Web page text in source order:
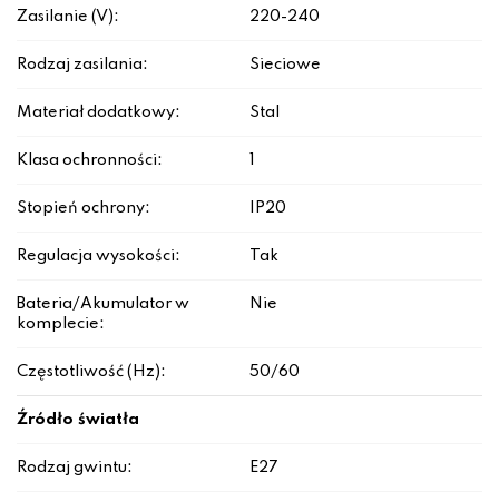
Zasilanie (V): 220-240
Rodzaj zasilania: Sieciowe
Materiał dodatkowy: Stal
Klasa ochronności:
Stopień ochrony: IP20
Regulacja wysokości: Tak
Bateria/Akumulator w
komplecie:
Nie
Częstotliwość (Hz): 50/60
Źródło światła
Rodzaj gwintu: E27